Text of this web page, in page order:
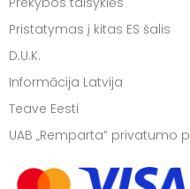
Pristatymas į kitas ES šalis
D.U.K.
Informācija Latvija
Teave Eesti
UAB „Remparta“ privatumo